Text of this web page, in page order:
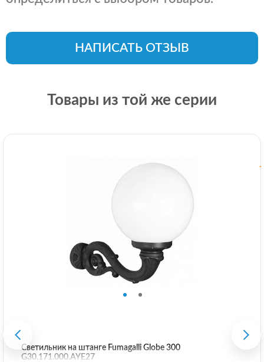
НАПИСАТЬ ОТЗЫВ
Товары из той же серии
Светильник на штанге Fumagalli Globe 300
G30.171.000.AYE27